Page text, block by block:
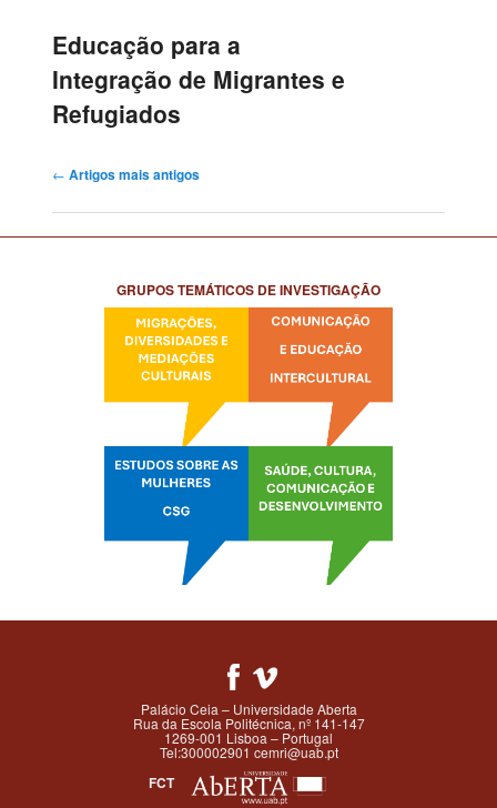
Educação para a
Integração de Migrantes e
Refugiados
Navegação
artigos
← Artigos mais antigos
GRUPOS TEMÁTICOS DE INVESTIGAÇÃO
Palácio Ceia – Universidade Aberta
Rua da Escola Politécnica, nº 141-147
1269-001 Lisboa – Portugal
Tel:300002901 cemri@uab.pt
FCT